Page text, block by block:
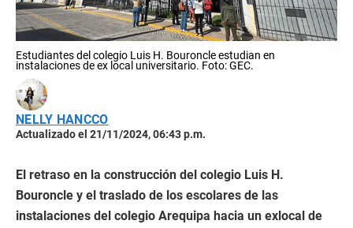
Estudiantes del colegio Luis H. Bouroncle estudian en
instalaciones de ex local universitario. Foto: GEC.
NELLY HANCCO
Actualizado el 21/11/2024, 06:43 p.m.
El retraso en la construcción del colegio Luis H.
Bouroncle y el traslado de los escolares de las
instalaciones del colegio Arequipa hacia un exlocal de